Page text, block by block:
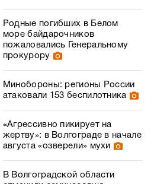
Родные погибших в Белом
море байдарочников
пожаловались Генеральному
прокурору
Минобороны: регионы России
атаковали 153 беспилотника
«Агрессивно пикирует на
жертву»: в Волгограде в начале
августа «озверели» мухи
В Волгоградской области